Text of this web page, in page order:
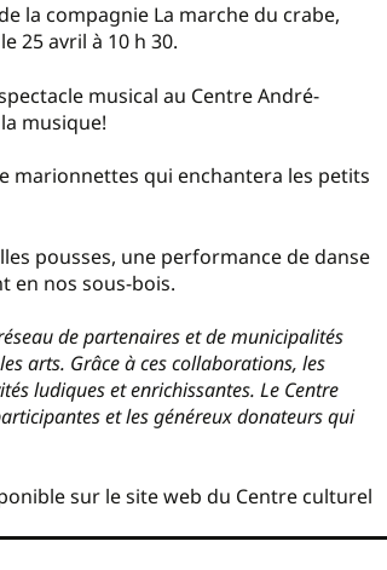
la compagnie La marche du crabe,
25 avril à 10 h 30.
musical au Centre André-
musique!
marionnettes qui enchantera les petits
pousses, une performance de danse
en nos sous-bois.
de partenaires et de municipalités
arts. Grâce à ces collaborations, les
ludiques et enrichissantes. Le Centre
et les généreux donateurs qui
sur le site web du Centre culturel